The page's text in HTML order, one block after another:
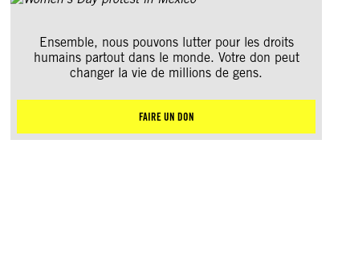
Ensemble, nous pouvons lutter pour les droits
humains partout dans le monde. Votre don peut
changer la vie de millions de gens.
FAIRE UN DON